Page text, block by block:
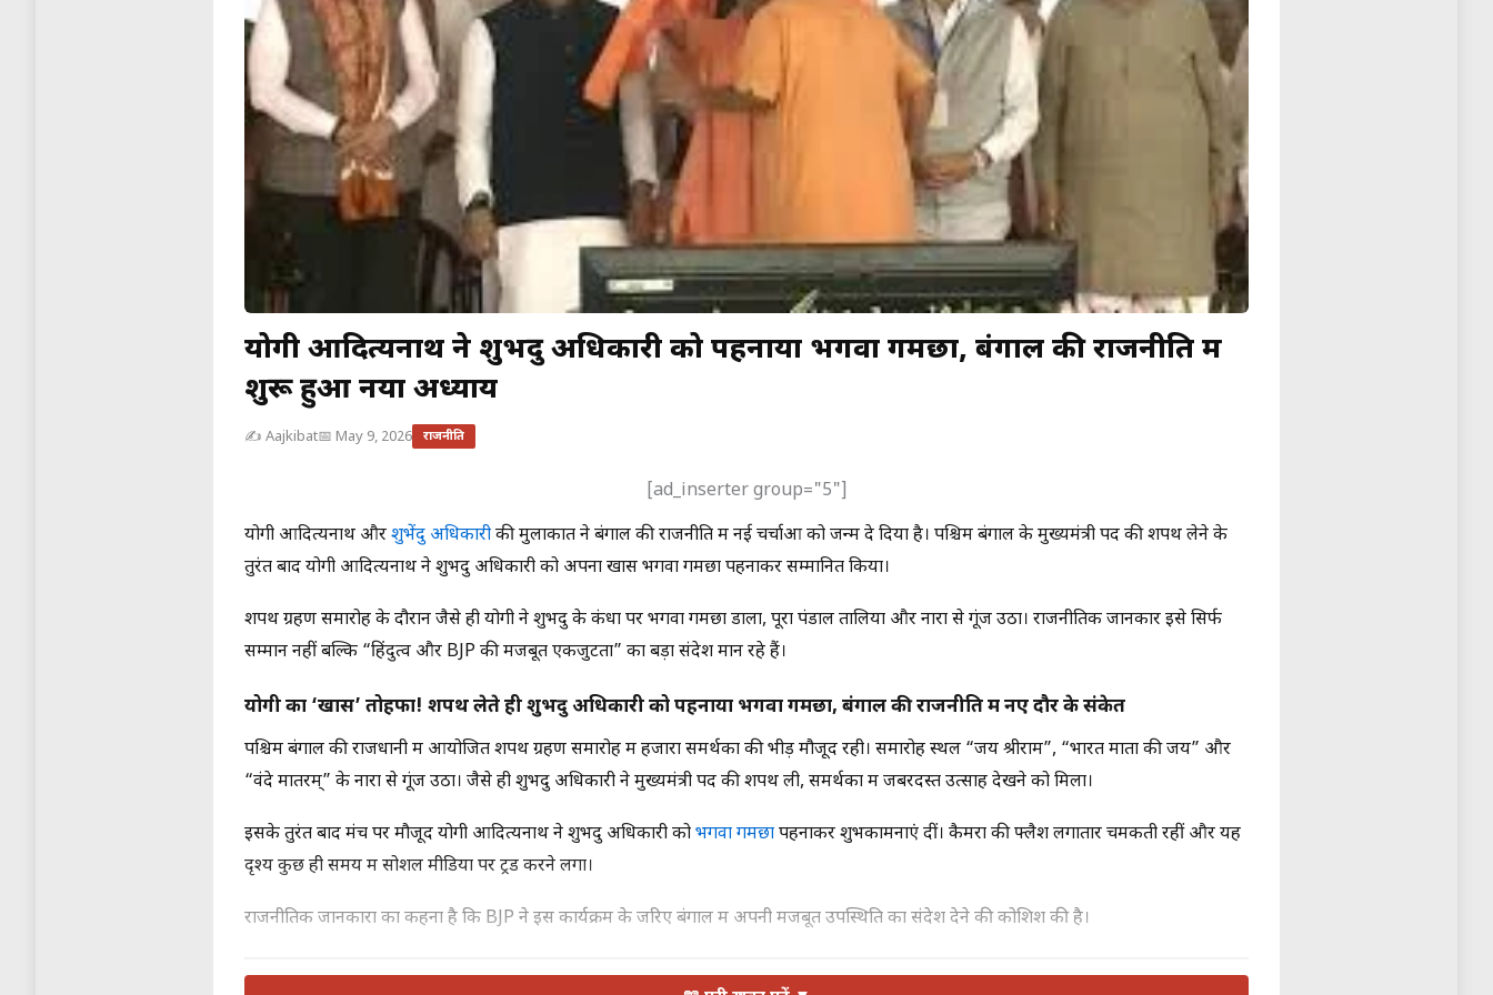
योगी आदित्यनाथ ने शुभेंदु अधिकारी को पहनाया भगवा गमछा, बंगाल की राजनीति में
शुरू हुआ नया अध्याय
✍️ Aajkibat📅 May 9, 2026 राजनीति
[ad_inserter group="5"]
योगी आदित्यनाथ औरशुभेंदु अधिकारीकी मुलाकात ने बंगाल की राजनीति में नई चर्चाओं को जन्म दे दिया है। पश्चिम बंगाल के मुख्यमंत्री पद की शपथ लेने के
तुरंत बाद योगी आदित्यनाथ ने शुभेंदु अधिकारी को अपना खास भगवा गमछा पहनाकर सम्मानित किया।
शपथ ग्रहण समारोह के दौरान जैसे ही योगी ने शुभेंदु के कंधों पर भगवा गमछा डाला, पूरा पंडाल तालियों और नारों से गूंज उठा। राजनीतिक जानकार इसे सिर्फ
सम्मान नहीं बल्कि “हिंदुत्व और BJP की मजबूत एकजुटता” का बड़ा संदेश मान रहे हैं।
योगी का ‘खास’ तोहफा! शपथ लेते ही शुभेंदु अधिकारी को पहनाया भगवा गमछा, बंगाल की राजनीति में नए दौर के संकेत
पश्चिम बंगाल की राजधानी में आयोजित शपथ ग्रहण समारोह में हजारों समर्थकों की भीड़ मौजूद रही। समारोह स्थल “जय श्रीराम”, “भारत माता की जय” और
“वंदे मातरम्” के नारों से गूंज उठा। जैसे ही शुभेंदु अधिकारी ने मुख्यमंत्री पद की शपथ ली, समर्थकों में जबरदस्त उत्साह देखने को मिला।
इसके तुरंत बाद मंच पर मौजूद योगी आदित्यनाथ ने शुभेंदु अधिकारी कोभगवा गमछापहनाकर शुभकामनाएं दीं। कैमरों की फ्लैश लगातार चमकती रहीं और यह
दृश्य कुछ ही समय में सोशल मीडिया पर ट्रेंड करने लगा।
राजनीतिक जानकारों का कहना है कि BJP ने इस कार्यक्रम के जरिए बंगाल में अपनी मजबूत उपस्थिति का संदेश देने की कोशिश की है।